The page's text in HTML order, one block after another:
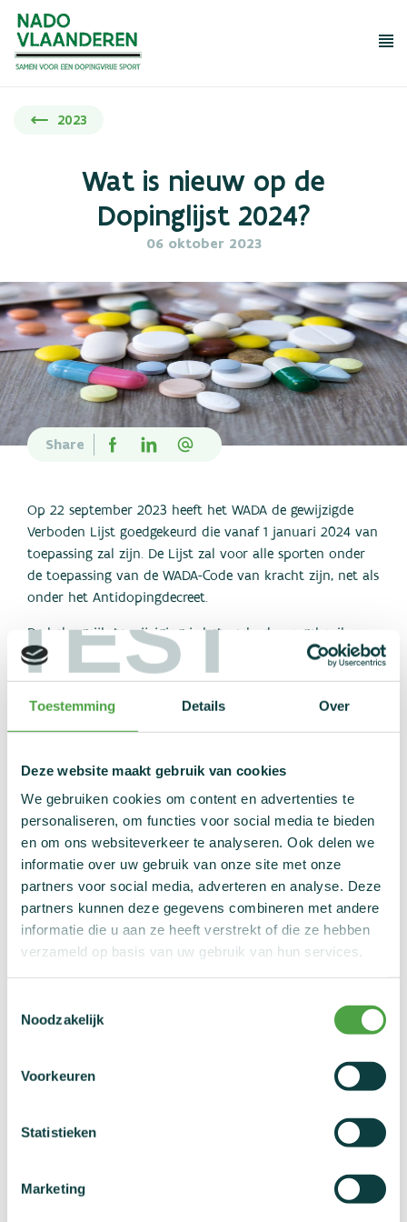
TEST
Toestemming Details Over
Deze website maakt gebruik van cookies
We gebruiken cookies om content en advertenties te
personaliseren, om functies voor social media te bieden
en om ons websiteverkeer te analyseren. Ook delen we
informatie over uw gebruik van onze site met onze
partners voor social media, adverteren en analyse. Deze
partners kunnen deze gegevens combineren met andere
informatie die u aan ze heeft verstrekt of die ze hebben
verzameld op basis van uw gebruik van hun services.
Noodzakelijk
Voorkeuren
Statistieken
Marketing
Wat mag niet?
Dopingcontrole
Tools en educatie
Meldpunt dopingmisbruik
Over NADO
FAQ
Regelgeving
Nieuws
Statistieken
Contact
2023
Wat is nieuw op de
Dopinglijst 2024?
06 oktober 2023
Share
Op 22 september 2023 heeft het WADA de gewijzigde
Verboden Lijst goedgekeurd die vanaf 1 januari 2024 van
toepassing zal zijn. De Lijst zal voor alle sporten onder
de toepassing van de WADA-Code van kracht zijn, net als
onder het Antidopingdecreet.
De belangrijkste wijziging is het verbod van gebruik
binnen wedstrijdverband van
. De stof is
verboden binnen wedstrijdverband en mag niet meer
aangetroffen worden in een urinestaal dat binnen
Tradonal, Contramal…).Gebruik buiten wedstrijdverband
wedstrijd-periode’ (middernacht van de wedstrijddag)
wordt afgeraden nog Tramadol te gebruiken, gezien dit
kan leiden tot een positief staal bij een
wedstrijdcontrole. Indien dit 24u voor de wedstrijd
medisch gezien aangewezen is, dient een TTN
aangevraagd te worden (elitesporters) of kan een
Een andere wijziging is dat het doneren van plasma of
onder het verbod om bloed of delen van bloed toe te
duidelijkheid: het doneren van volledig bloed is geen
verboden methode, en dus toegelaten, maar moet
bloedafname.